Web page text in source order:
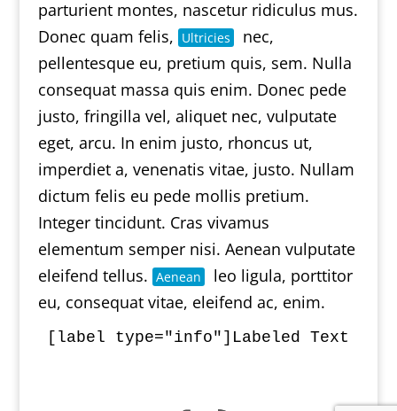
parturient montes, nascetur ridiculus mus.
Donec quam felis, Ultricies
nec,
pellentesque eu, pretium quis, sem. Nulla
consequat massa quis enim. Donec pede
justo, fringilla vel, aliquet nec, vulputate
eget, arcu. In enim justo, rhoncus ut,
imperdiet a, venenatis vitae, justo. Nullam
dictum felis eu pede mollis pretium.
Integer tincidunt. Cras vivamus
elementum semper nisi. Aenean vulputate
eleifend tellus. Aenean
leo ligula, porttitor
eu, consequat vitae, eleifend ac, enim.
[label type="info"]Labeled Text [/